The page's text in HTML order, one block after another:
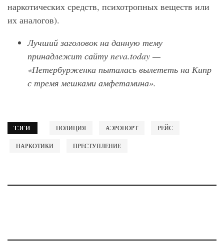
наркотических средств, психотропных веществ или
их аналогов).
Лучший заголовок на данную тему
принадлежит сайту neva.today —
«Петербурженка пыталась вылететь на Кипр
с тремя мешками амфетамина».
ТЭГИ ПОЛИЦИЯ АЭРОПОРТ РЕЙС
НАРКОТИКИ ПРЕСТУПЛЕНИЕ